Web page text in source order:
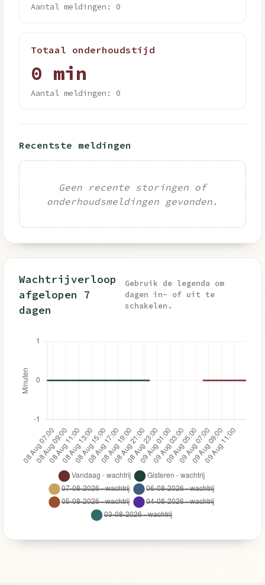
Aantal meldingen: 0
Totaal onderhoudstijd
0 min
Aantal meldingen: 0
Recentste meldingen
Geen recente storingen of
onderhoudsmeldingen gevonden.
Wachtrijverloop
afgelopen 7
dagen
Gebruik de legenda om
dagen in- of uit te
schakelen.